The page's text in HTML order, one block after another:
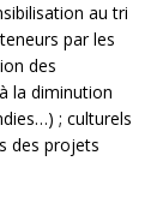
au tri
par les
des
la diminution
; culturels
des projets